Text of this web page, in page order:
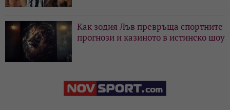
Как зодия Лъв превръща спортните
прогнози и казиното в истинско шоу